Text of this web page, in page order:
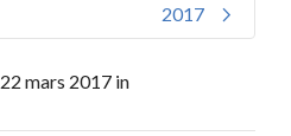
2017
22 mars 2017 in